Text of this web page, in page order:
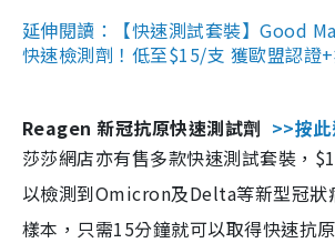
延伸閱讀：【快速測試套裝】Good
快速檢測劑！低至$15/支 獲歐盟認證
Reagen 新冠抗原快速測試劑 >>按
莎莎網店亦有售多款快速測試套裝，
以檢測到Omicron及Delta等新型冠狀
樣本，只需15分鐘就可以取得快速抗